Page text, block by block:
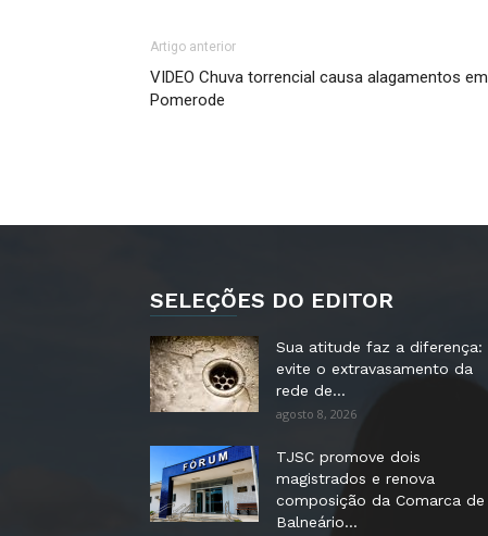
Artigo anterior
VIDEO Chuva torrencial causa alagamentos em
Pomerode
SELEÇÕES DO EDITOR
Sua atitude faz a diferença:
evite o extravasamento da
rede de...
agosto 8, 2026
TJSC promove dois
magistrados e renova
composição da Comarca de
Balneário...